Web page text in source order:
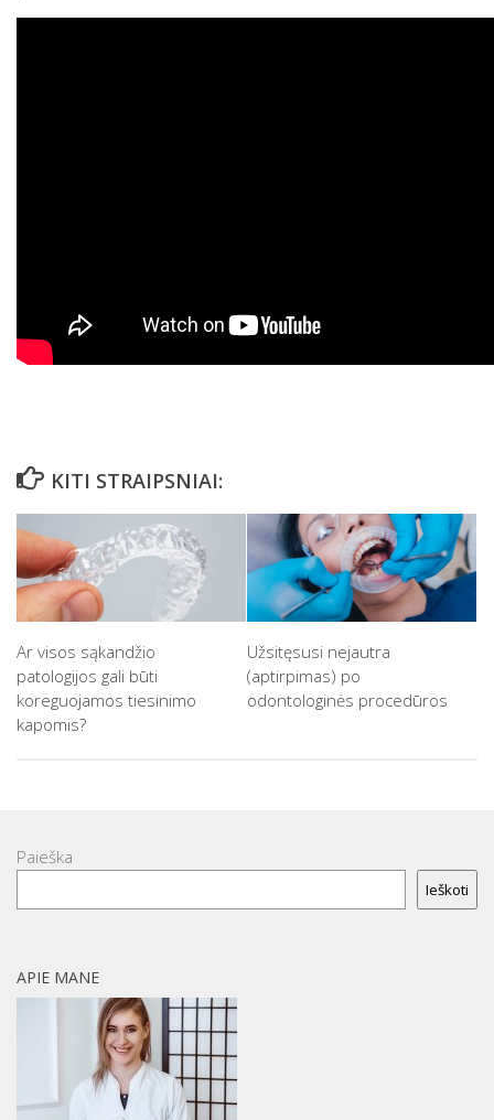
KITI STRAIPSNIAI:
Ar visos sąkandžio
patologijos gali būti
koreguojamos tiesinimo
kapomis?
Užsitęsusi nejautra
(aptirpimas) po
odontologinės procedūros
Paieška
Ieškoti
APIE MANE